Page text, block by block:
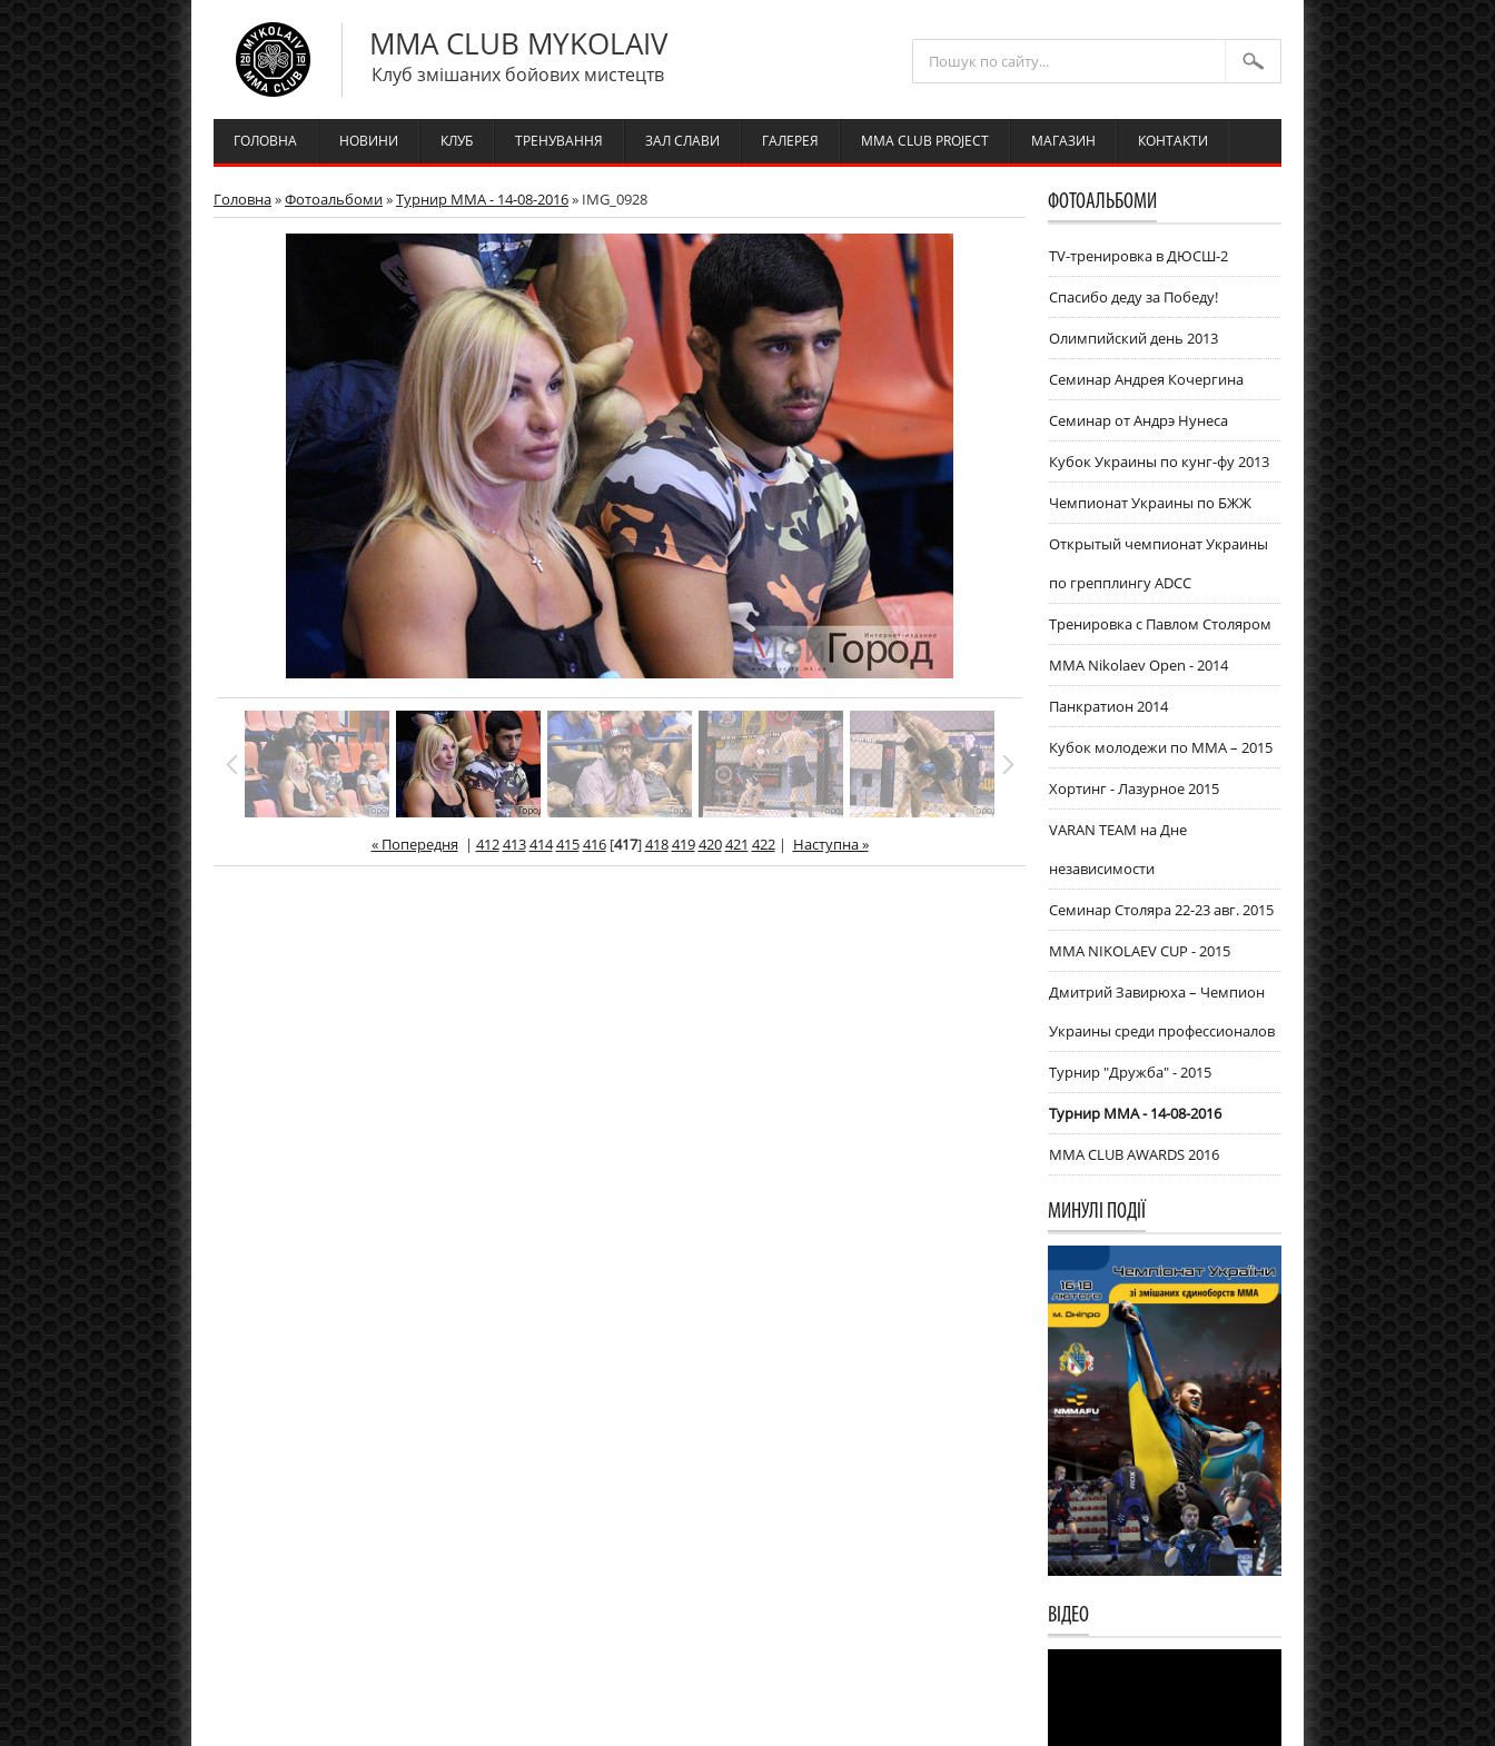
MMA CLUB MYKOLAIV
Клуб змішаних бойових мистецтв
ГОЛОВНА НОВИНИ КЛУБ ТРЕНУВАННЯ ЗАЛ СЛАВИ ГАЛЕРЕЯ MMA CLUB PROJECT МАГАЗИН КОНТАКТИ
Головна»Фотоальбоми»Турнир ММА - 14-08-2016» IMG_0928
« Попередня | 412413414415416[417]418419420421 422| Наступна »
ФОТОАЛЬБОМИ
TV-тренировка в ДЮСШ-2
Спасибо деду за Победу!
Олимпийский день 2013
Семинар Андрея Кочергина
Cеминар от Андрэ Нунеса
Кубок Украины по кунг-фу 2013
Чемпионат Украины по БЖЖ
Открытый чемпионат Украины
по грепплингу ADCC
Тренировка с Павлом Столяром
MMA Nikolaev Open - 2014
Панкратион 2014
Кубок молодежи по ММА – 2015
Хортинг - Лазурное 2015
VARAN TEAM на Дне
независимости
Семинар Столяра 22-23 авг. 2015
MMA NIKOLAEV CUP - 2015
Дмитрий Завирюха – Чемпион
Украины среди профессионалов
Турнир "Дружба" - 2015
Турнир ММА - 14-08-2016
MMA CLUB AWARDS 2016
МИНУЛІ ПОДІЇ
ВІДЕО